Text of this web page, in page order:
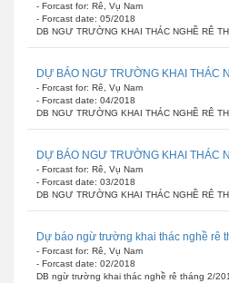
- Forcast for: Rê, Vụ Nam
- Forcast date: 05/2018
DB NGƯ TRƯỜNG KHAI THÁC NGHỀ RÊ
DỰ BÁO NGƯ TRƯỜNG KHAI THÁC
- Forcast for: Rê, Vụ Nam
- Forcast date: 04/2018
DB NGƯ TRƯỜNG KHAI THÁC NGHỀ RÊ
DỰ BÁO NGƯ TRƯỜNG KHAI THÁC
- Forcast for: Rê, Vụ Nam
- Forcast date: 03/2018
DB NGƯ TRƯỜNG KHAI THÁC NGHỀ RÊ
Dự báo ngừ trường khai thác nghề rê
- Forcast for: Rê, Vụ Nam
- Forcast date: 02/2018
DB ngừ trường khai thác nghề rê tháng 2/